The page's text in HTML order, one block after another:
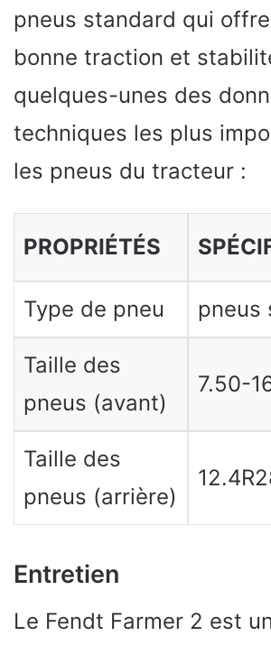
pneus standard qui
bonne traction et
quelques-unes des
techniques les plus
les pneus du tracteur :
PROPRIÉTÉS
Type de pneu pneus
Taille des
pneus (avant)
7.50-
Taille des
pneus (arrière)
Entretien
Le Fendt Farmer 2 est